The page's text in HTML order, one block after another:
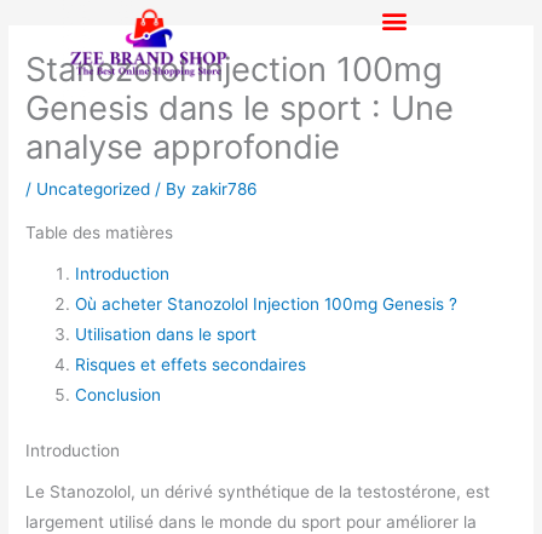
contentStanozolol Injection 100mg
Genesis dans le sport : Une
analyse approfondie
/ Uncategorized / By zakir786
Table des matières
Introduction
Où acheter Stanozolol Injection 100mg Genesis ?
Utilisation dans le sport
Risques et effets secondaires
Conclusion
Introduction
Le Stanozolol, un dérivé synthétique de la testostérone, est
largement utilisé dans le monde du sport pour améliorer la